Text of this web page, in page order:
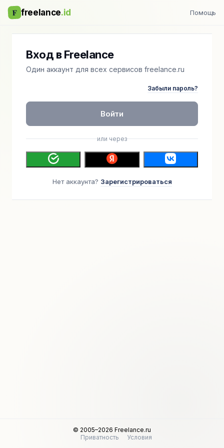
F freelance.id Помощь
Вход в Freelance
Один аккаунт для всех сервисов freelance.ru
Забыли пароль?
Войти
или через
Нет аккаунта? Зарегистрироваться
© 2005–2026 Freelance.ru
Приватность
Условия